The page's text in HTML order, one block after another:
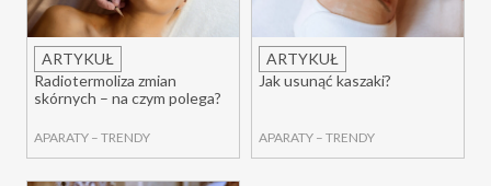
ARTYKUŁ
Radiotermoliza zmian
skórnych – na czym polega?
APARATY – TRENDY
ARTYKUŁ
Jak usunąć kaszaki?
APARATY – TRENDY